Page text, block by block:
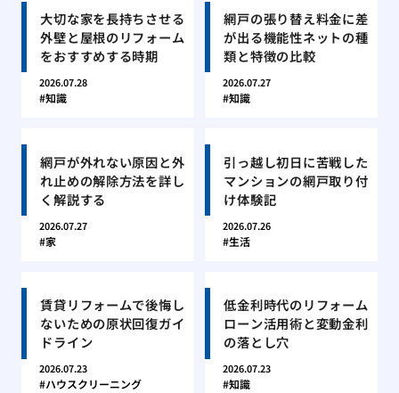
大切な家を長持ちさせる
外壁と屋根のリフォーム
をおすすめする時期
2026.07.28
知識
網戸の張り替え料金に差
が出る機能性ネットの種
類と特徴の比較
2026.07.27
知識
網戸が外れない原因と外
れ止めの解除方法を詳し
く解説する
2026.07.27
家
引っ越し初日に苦戦した
マンションの網戸取り付
け体験記
2026.07.26
生活
賃貸リフォームで後悔し
ないための原状回復ガイ
ドライン
2026.07.23
ハウスクリーニング
低金利時代のリフォーム
ローン活用術と変動金利
の落とし穴
2026.07.23
知識